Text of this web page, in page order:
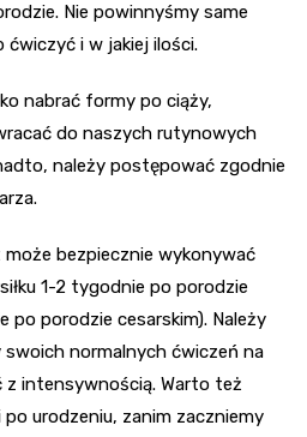
Nie powinnyśmy same
i w jakiej ilości.
nabrać formy po ciąży,
do naszych rutynowych
należy postępować zgodnie
może bezpiecznie wykonywać
1-2 tygodnie po porodzie
porodzie cesarskim). Należy
swoich normalnych ćwiczeń na
z intensywnością. Warto też
urodzeniu, zanim zaczniemy